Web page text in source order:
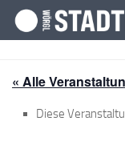
Zum Inhalt
« Alle
Diese